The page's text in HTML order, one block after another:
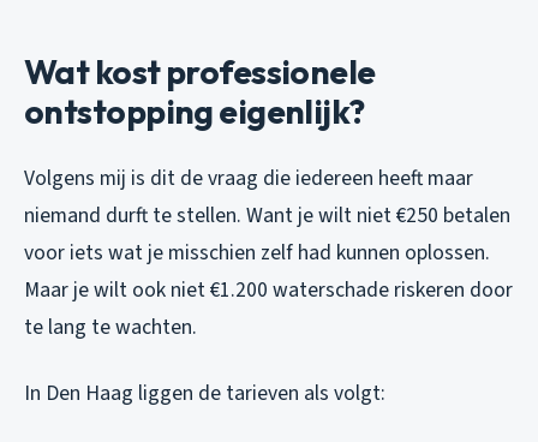
Wat kost professionele
ontstopping eigenlijk?
Volgens mij is dit de vraag die iedereen heeft maar
niemand durft te stellen. Want je wilt niet €250 betalen
voor iets wat je misschien zelf had kunnen oplossen.
Maar je wilt ook niet €1.200 waterschade riskeren door
te lang te wachten.
In Den Haag liggen de tarieven als volgt: